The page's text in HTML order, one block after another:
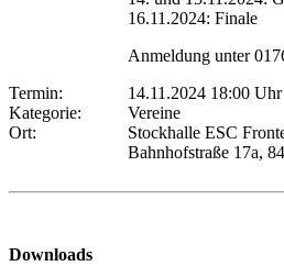
16.11.2024: Finale
Anmeldung unter
Termin:
14.11.2024 18:00 Uhr
Kategorie:
Vereine
Ort:
Stockhalle ESC
Bahnhofstraße 17a,
Downloads